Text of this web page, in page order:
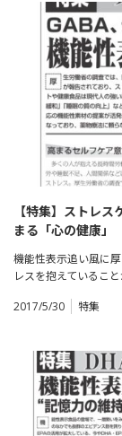
【特集】ストレ
まる「心の健康」
機能性表示追い風に
レスを抱えているこ
2017/5/30
特集